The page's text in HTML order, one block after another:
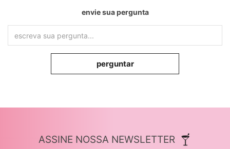
envie sua pergunta
perguntar
ASSINE NOSSA NEWSLETTER